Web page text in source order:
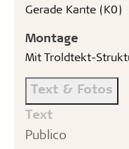
Gerade Kante (K0)
Montage
Mit Troldtekt-
Text & Fotos
Text
Publico